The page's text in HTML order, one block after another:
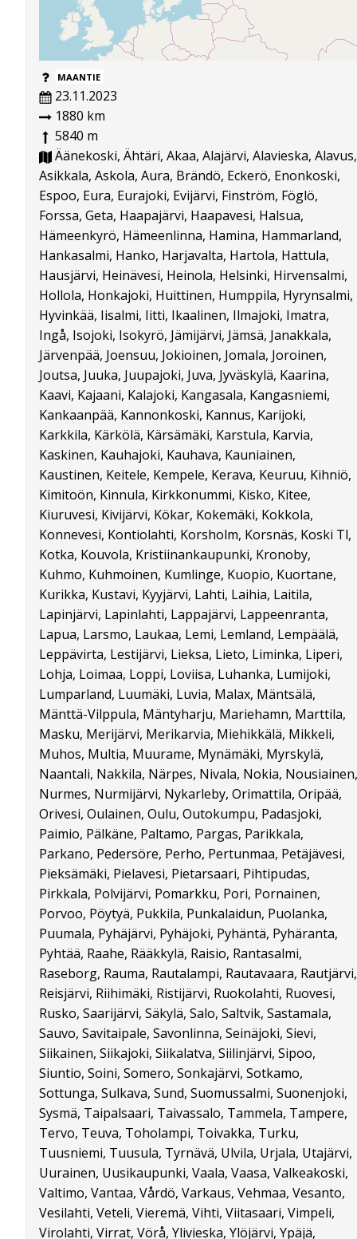
MAANTIE
23.11.2023
1880 km
5840 m
Äänekoski, Ähtäri, Akaa, Alajärvi, Alavieska, Alavus,
Asikkala, Askola, Aura, Brändö, Eckerö, Enonkoski,
Espoo, Eura, Eurajoki, Evijärvi, Finström, Föglö,
Forssa, Geta, Haapajärvi, Haapavesi, Halsua,
Hämeenkyrö, Hämeenlinna, Hamina, Hammarland,
Hankasalmi, Hanko, Harjavalta, Hartola, Hattula,
Hausjärvi, Heinävesi, Heinola, Helsinki, Hirvensalmi,
Hollola, Honkajoki, Huittinen, Humppila, Hyrynsalmi,
Hyvinkää, Iisalmi, Iitti, Ikaalinen, Ilmajoki, Imatra,
Ingå, Isojoki, Isokyrö, Jämijärvi, Jämsä, Janakkala,
Järvenpää, Joensuu, Jokioinen, Jomala, Joroinen,
Joutsa, Juuka, Juupajoki, Juva, Jyväskylä, Kaarina,
Kaavi, Kajaani, Kalajoki, Kangasala, Kangasniemi,
Kankaanpää, Kannonkoski, Kannus, Karijoki,
Karkkila, Kärkölä, Kärsämäki, Karstula, Karvia,
Kaskinen, Kauhajoki, Kauhava, Kauniainen,
Kaustinen, Keitele, Kempele, Kerava, Keuruu, Kihniö,
Kimitoön, Kinnula, Kirkkonummi, Kisko, Kitee,
Kiuruvesi, Kivijärvi, Kökar, Kokemäki, Kokkola,
Konnevesi, Kontiolahti, Korsholm, Korsnäs, Koski Tl,
Kotka, Kouvola, Kristiinankaupunki, Kronoby,
Kuhmo, Kuhmoinen, Kumlinge, Kuopio, Kuortane,
Kurikka, Kustavi, Kyyjärvi, Lahti, Laihia, Laitila,
Lapinjärvi, Lapinlahti, Lappajärvi, Lappeenranta,
Lapua, Larsmo, Laukaa, Lemi, Lemland, Lempäälä,
Leppävirta, Lestijärvi, Lieksa, Lieto, Liminka, Liperi,
Lohja, Loimaa, Loppi, Loviisa, Luhanka, Lumijoki,
Lumparland, Luumäki, Luvia, Malax, Mäntsälä,
Mänttä-Vilppula, Mäntyharju, Mariehamn, Marttila,
Masku, Merijärvi, Merikarvia, Miehikkälä, Mikkeli,
Muhos, Multia, Muurame, Mynämäki, Myrskylä,
Naantali, Nakkila, Närpes, Nivala, Nokia, Nousiainen,
Nurmes, Nurmijärvi, Nykarleby, Orimattila, Oripää,
Orivesi, Oulainen, Oulu, Outokumpu, Padasjoki,
Paimio, Pälkäne, Paltamo, Pargas, Parikkala,
Parkano, Pedersöre, Perho, Pertunmaa, Petäjävesi,
Pieksämäki, Pielavesi, Pietarsaari, Pihtipudas,
Pirkkala, Polvijärvi, Pomarkku, Pori, Pornainen,
Porvoo, Pöytyä, Pukkila, Punkalaidun, Puolanka,
Puumala, Pyhäjärvi, Pyhäjoki, Pyhäntä, Pyhäranta,
Pyhtää, Raahe, Rääkkylä, Raisio, Rantasalmi,
Raseborg, Rauma, Rautalampi, Rautavaara, Rautjärvi,
Reisjärvi, Riihimäki, Ristijärvi, Ruokolahti, Ruovesi,
Rusko, Saarijärvi, Säkylä, Salo, Saltvik, Sastamala,
Sauvo, Savitaipale, Savonlinna, Seinäjoki, Sievi,
Siikainen, Siikajoki, Siikalatva, Siilinjärvi, Sipoo,
Siuntio, Soini, Somero, Sonkajärvi, Sotkamo,
Sottunga, Sulkava, Sund, Suomussalmi, Suonenjoki,
Sysmä, Taipalsaari, Taivassalo, Tammela, Tampere,
Tervo, Teuva, Toholampi, Toivakka, Turku,
Tuusniemi, Tuusula, Tyrnävä, Ulvila, Urjala, Utajärvi,
Uurainen, Uusikaupunki, Vaala, Vaasa, Valkeakoski,
Valtimo, Vantaa, Vårdö, Varkaus, Vehmaa, Vesanto,
Vesilahti, Veteli, Vieremä, Vihti, Viitasaari, Vimpeli,
Virolahti, Virrat, Vörå, Ylivieska, Ylöjärvi, Ypäjä,